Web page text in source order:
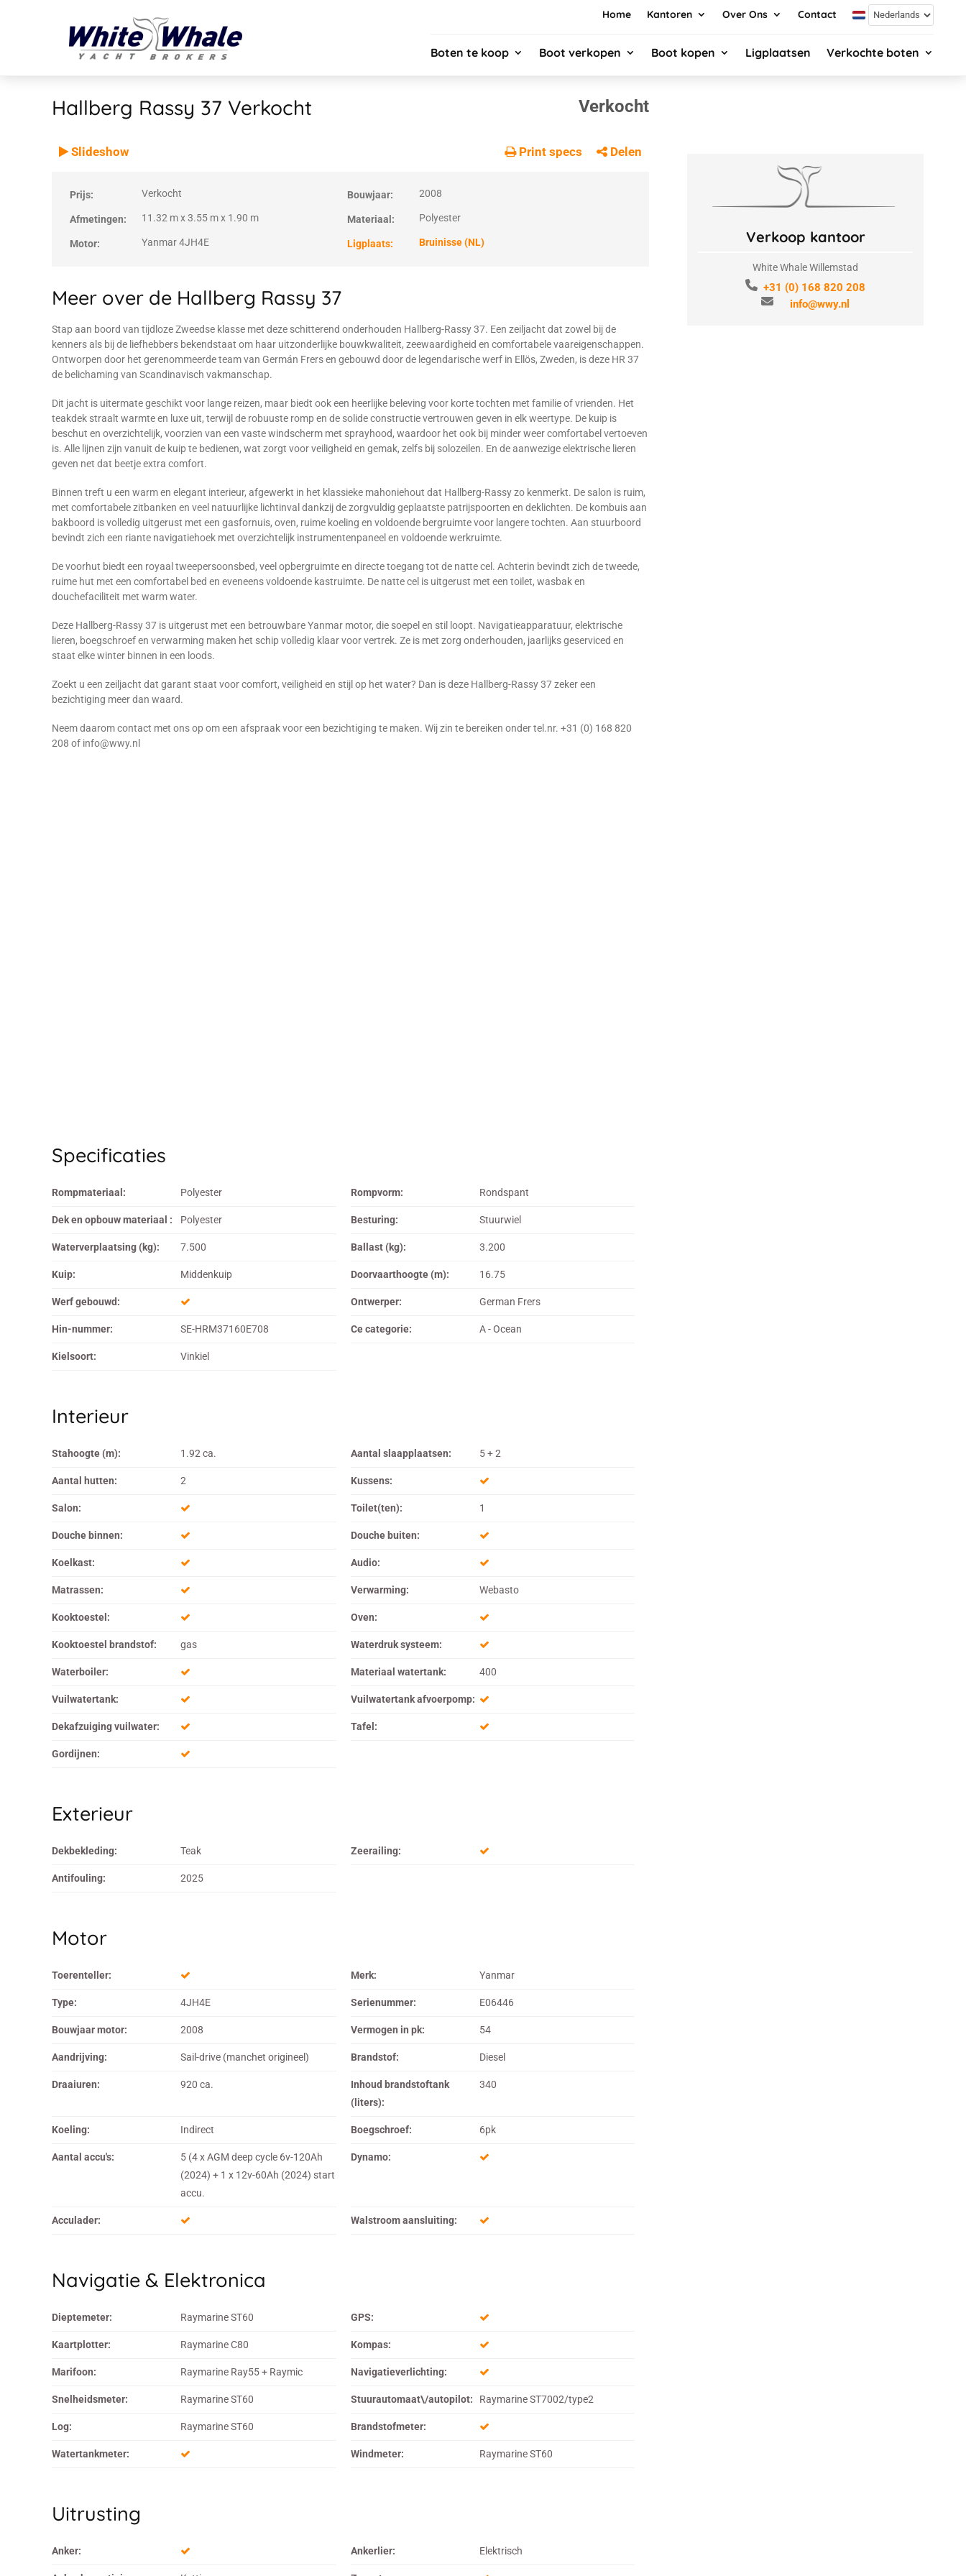
Home Kantoren Over Ons Contact
Boten te koop Boot verkopen Boot kopen Ligplaatsen Verkochte boten
Hallberg Rassy 37 Verkocht Verkocht
VERKOCHT
Verkocht
Slideshow Print specs Delen
Prijs: Verkocht Bouwjaar: 2008
Afmetingen: 11.32 m x 3.55 m x 1.90 m Materiaal: Polyester
Motor: Yanmar 4JH4E Ligplaats: Bruinisse (NL)
Meer over de Hallberg Rassy 37
Stap aan boord van tijdloze Zweedse klasse met deze schitterend onderhouden Hallberg-Rassy 37. Een zeiljacht dat zowel bij de
kenners als bij de liefhebbers bekendstaat om haar uitzonderlijke bouwkwaliteit, zeewaardigheid en comfortabele vaareigenschappen.
Ontworpen door het gerenommeerde team van Germán Frers en gebouwd door de legendarische werf in Ellös, Zweden, is deze HR 37
de belichaming van Scandinavisch vakmanschap.
Dit jacht is uitermate geschikt voor lange reizen, maar biedt ook een heerlijke beleving voor korte tochten met familie of vrienden. Het
teakdek straalt warmte en luxe uit, terwijl de robuuste romp en de solide constructie vertrouwen geven in elk weertype. De kuip is
beschut en overzichtelijk, voorzien van een vaste windscherm met sprayhood, waardoor het ook bij minder weer comfortabel vertoeven
is. Alle lijnen zijn vanuit de kuip te bedienen, wat zorgt voor veiligheid en gemak, zelfs bij solozeilen. En de aanwezige elektrische lieren
geven net dat beetje extra comfort.
Binnen treft u een warm en elegant interieur, afgewerkt in het klassieke mahoniehout dat Hallberg-Rassy zo kenmerkt. De salon is ruim,
met comfortabele zitbanken en veel natuurlijke lichtinval dankzij de zorgvuldig geplaatste patrijspoorten en deklichten. De kombuis aan
bakboord is volledig uitgerust met een gasfornuis, oven, ruime koeling en voldoende bergruimte voor langere tochten. Aan stuurboord
bevindt zich een riante navigatiehoek met overzichtelijk instrumentenpaneel en voldoende werkruimte.
De voorhut biedt een royaal tweepersoonsbed, veel opbergruimte en directe toegang tot de natte cel. Achterin bevindt zich de tweede,
ruime hut met een comfortabel bed en eveneens voldoende kastruimte. De natte cel is uitgerust met een toilet, wasbak en
douchefaciliteit met warm water.
Deze Hallberg-Rassy 37 is uitgerust met een betrouwbare Yanmar motor, die soepel en stil loopt. Navigatieapparatuur, elektrische
lieren, boegschroef en verwarming maken het schip volledig klaar voor vertrek. Ze is met zorg onderhouden, jaarlijks geserviced en
staat elke winter binnen in een loods.
Zoekt u een zeiljacht dat garant staat voor comfort, veiligheid en stijl op het water? Dan is deze Hallberg-Rassy 37 zeker een
bezichtiging meer dan waard.
Neem daarom contact met ons op om een afspraak voor een bezichtiging te maken. Wij zin te bereiken onder tel.nr. +31 (0) 168 820
208 of info@wwy.nl
Specificaties
Rompmateriaal: Polyester Rompvorm: Rondspant
Dek en opbouw materiaal : Polyester Besturing: Stuurwiel
Waterverplaatsing (kg): 7.500 Ballast (kg): 3.200
Kuip: Middenkuip Doorvaarthoogte (m): 16.75
Werf gebouwd: Ontwerper: German Frers
Hin-nummer: SE-HRM37160E708 Ce categorie: A - Ocean
Kielsoort: Vinkiel
Interieur
Stahoogte (m): 1.92 ca. Aantal slaapplaatsen: 5 + 2
Aantal hutten: 2 Kussens:
Salon: Toilet(ten): 1
Douche binnen: Douche buiten:
Koelkast: Audio:
Matrassen: Verwarming: Webasto
Kooktoestel: Oven:
Kooktoestel brandstof: gas Waterdruk systeem:
Waterboiler: Materiaal watertank: 400
Vuilwatertank: Vuilwatertank afvoerpomp:
Dekafzuiging vuilwater: Tafel:
Gordijnen:
Exterieur
Dekbekleding: Teak Zeerailing:
Antifouling: 2025
Motor
Toerenteller: Merk: Yanmar
Type: 4JH4E Serienummer: E06446
Bouwjaar motor: 2008 Vermogen in pk: 54
Aandrijving: Sail-drive (manchet origineel) Brandstof: Diesel
Draaiuren: 920 ca.
Inhoud brandstoftank
(liters):
340
Koeling: Indirect Boegschroef: 6pk
Aantal accu's:
5 (4 x AGM deep cycle 6v-120Ah
(2024) + 1 x 12v-60Ah (2024) start
accu.
Dynamo:
Acculader: Walstroom aansluiting:
Navigatie & Elektronica
Dieptemeter: Raymarine ST60 GPS:
Kaartplotter: Raymarine C80 Kompas:
Marifoon: Raymarine Ray55 + Raymic Navigatieverlichting:
Snelheidsmeter: Raymarine ST60 Stuurautomaat\/autopilot: Raymarine ST7002/type2
Log: Raymarine ST60 Brandstofmeter:
Watertankmeter: Windmeter: Raymarine ST60
Uitrusting
Anker: Ankerlier: Elektrisch
Verkoop kantoor
White Whale Willemstad
+31 (0) 168 820 208
info@wwy.nl